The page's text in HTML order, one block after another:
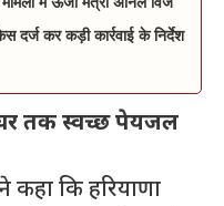
दर्ज कर कड़ी कार्रवाई के निर्देश
घर तक स्वच्छ पेयजल
कहा कि हरियाणा